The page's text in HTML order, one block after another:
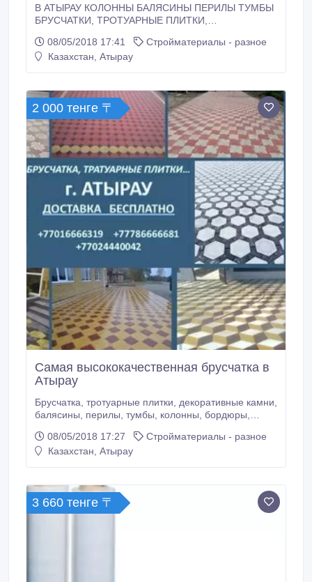
В АТЫРАУ КОЛОННЫ БАЛЯСИНЫ ПЕРИЛЫ ТУМБЫ
БРУСЧАТКИ, ТРОТУАРНЫЕ ПЛИТКИ,
разливной лак для декоративного камня -
водостойкий, морозостойкий, глянцевый и матовый
ЗАБОР И КОЛОН, ВАЗЫ ДЛЯ ЦВЕТЫ И ДРУГИЕ
БЕТОННЫЕ ИЗДЕЛИЯ.
08/05/2018 17:41
Стройматериалы - разное
Казахстан, Атырау
2 000 тенге 〒
Самая высококачественная брусчатка в
Атырау
Брусчатка, тротуарные плитки, декоративные камни,
балясины, перилы, тумбы, колонны, бордюры,
структуры, шляпки для колонн и забор, вазы для
цветы и другие бетонные изделия.Доставка, дизайн
08/05/2018 17:27
Стройматериалы - разное
Казахстан, Атырау
3 660 тенге 〒